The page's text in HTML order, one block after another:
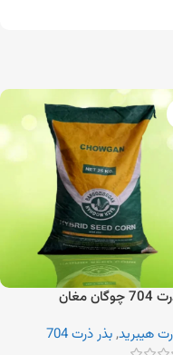
مغان
هیبرید,بذر ذرت 704